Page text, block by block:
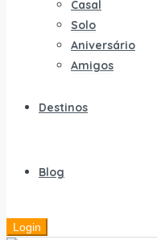
Casal
Solo
Aniversário
Amigos
Destinos
Blog
Login